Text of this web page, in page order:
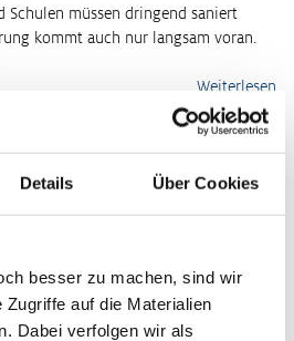
Details Über Cookies
besser zu machen, sind wir
auf die Materialien
Dabei verfolgen wir als
Schulen müssen dringend saniert
kommt auch nur langsam voran.
Weiterlesen